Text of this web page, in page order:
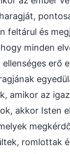
feltárul és
minden
erő
amikor az
akkor Isten
romlottak